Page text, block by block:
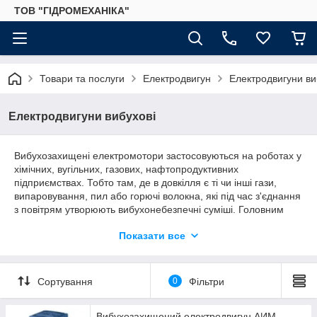
ТОВ "ГІДРОМЕХАНІКА"
Товари та послуги Електродвигун Електродвигуни
Електродвигуни вибухові
Вибухозахищені електромотори застосовуються на роботах у
хімічних, вугільних, газових, нафтопродуктивних
підприємствах. Тобто там, де в довкілля є ті чи інші гази,
випаровування, пил або горючі волокна, які під час з'єднання
з повітрям утворюють вибухонебезпечні суміші. Головним
для приведення в рух механізмів різних агрегатів
промисловості. Це обладнання є дуже важливим для всіх
місць, де утворюються вибухонебезпечні суміші.
Асинхронні вибухозахищені мотори — це електродвигуни, які
Показати все
Сортування 0 Фільтри